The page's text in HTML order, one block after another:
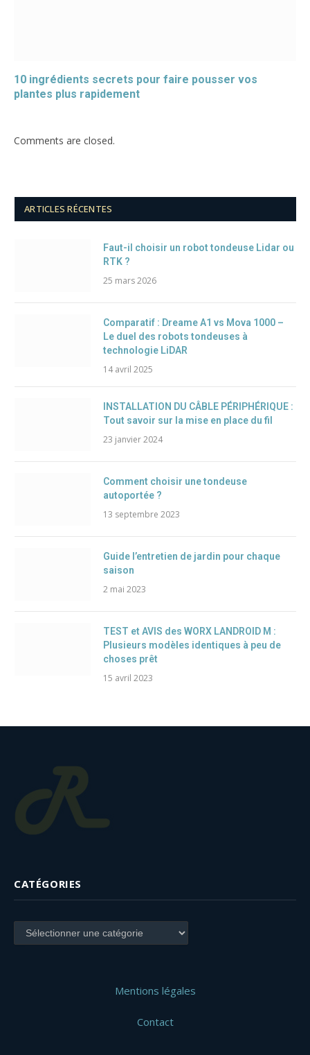
10 ingrédients secrets pour faire pousser vos
plantes plus rapidement
Comments are closed.
ARTICLES RÉCENTES
Faut-il choisir un robot tondeuse Lidar ou
RTK ?
25 mars 2026
Comparatif : Dreame A1 vs Mova 1000 –
Le duel des robots tondeuses à
technologie LiDAR
14 avril 2025
INSTALLATION DU CÂBLE PÉRIPHÉRIQUE :
Tout savoir sur la mise en place du fil
23 janvier 2024
Comment choisir une tondeuse
autoportée ?
13 septembre 2023
Guide l’entretien de jardin pour chaque
saison
2 mai 2023
TEST et AVIS des WORX LANDROID M :
Plusieurs modèles identiques à peu de
choses prêt
15 avril 2023
CATÉGORIES
Catégories
Mentions légales
Contact